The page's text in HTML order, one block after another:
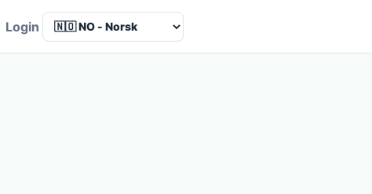
Login Language